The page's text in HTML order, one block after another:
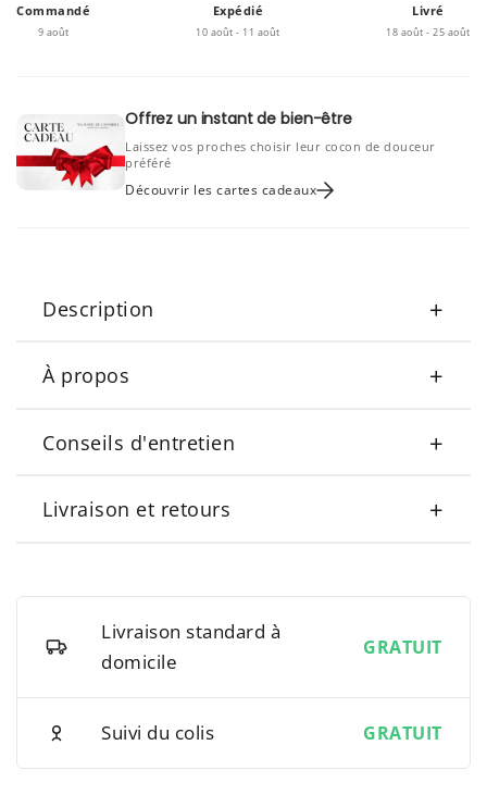
Commandé
9 août
Expédié
10 août - 11 août
Livré
18 août - 25 août
Offrez un instant de bien-être
Laissez vos proches choisir leur cocon de douceur
préféré
Découvrir les cartes cadeaux
Description +
À propos +
Conseils d'entretien +
Livraison et retours +
Livraison standard à
domicile
GRATUIT
Suivi du colis GRATUIT